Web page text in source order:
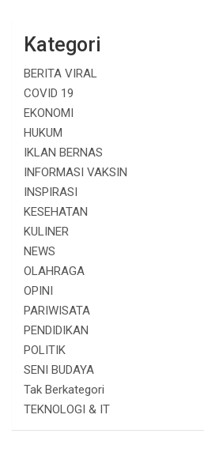
Kategori
BERITA VIRAL
COVID 19
EKONOMI
HUKUM
IKLAN BERNAS
INFORMASI VAKSIN
INSPIRASI
KESEHATAN
KULINER
NEWS
OLAHRAGA
OPINI
PARIWISATA
PENDIDIKAN
POLITIK
SENI BUDAYA
Tak Berkategori
TEKNOLOGI & IT